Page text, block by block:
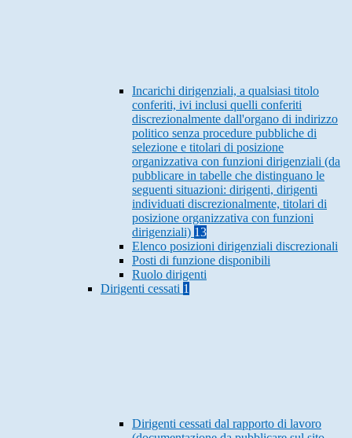
Incarichi dirigenziali, a qualsiasi titolo
conferiti, ivi inclusi quelli conferiti
discrezionalmente dall'organo di indirizzo
politico senza procedure pubbliche di
selezione e titolari di posizione
organizzativa con funzioni dirigenziali (da
pubblicare in tabelle che distinguano le
seguenti situazioni: dirigenti, dirigenti
individuati discrezionalmente, titolari di
posizione organizzativa con funzioni
dirigenziali) 13
Elenco posizioni dirigenziali discrezionali
Posti di funzione disponibili
Ruolo dirigenti
Dirigenti cessati 1
Dirigenti cessati dal rapporto di lavoro